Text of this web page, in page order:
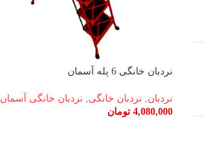
نردبان خانگی 6 پله آسمان
نردبان, نردبان خانگی, نردبان خانگی آسمان
4,080,000 تومان